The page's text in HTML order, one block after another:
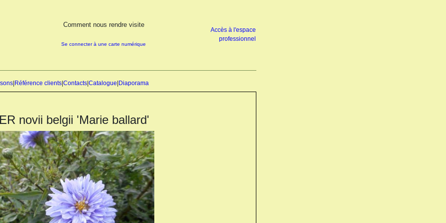
Comment nous rendre visite
Se connecter à une carte numérique
Accès à l'espace
professionnel
Référence clients Contacts Catalogue Diaporama
novii belgii 'Marie ballard'